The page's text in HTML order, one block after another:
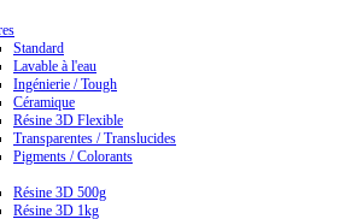
Standard
Lavable à l'eau
Ingénierie / Tough
Céramique
Résine 3D Flexible
Transparentes / Translucides
Pigments / Colorants
Résine 3D 500g
Résine 3D 1kg